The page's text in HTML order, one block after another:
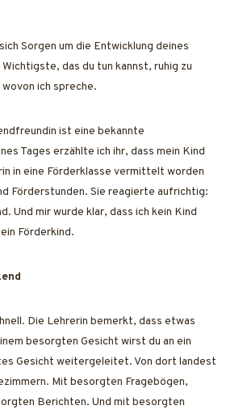
Sorgen um die Entwicklung deines
das du tun kannst, ruhig zu
ich spreche.
ist eine bekannte
Tages erzählte ich ihr, dass mein Kind
in eine Förderklasse vermittelt worden
Förderstunden. Sie reagierte aufrichtig:
Und mir wurde klar, dass ich kein Kind
Förderkind.
Die Lehrerin bemerkt, dass etwas
besorgten Gesicht wirst du an ein
Gesicht weitergeleitet. Von dort landest
Mit besorgten Fragebögen,
Berichten. Und mit besorgten